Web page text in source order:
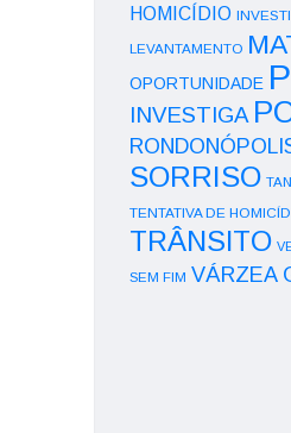
HOMICÍDIO
LEVANTAMENTO
OPORTUNIDADE
INVESTIGA
SORRISO
TENTATIVA DE
TRÂNSITO
SEM FIM VÁRZEA